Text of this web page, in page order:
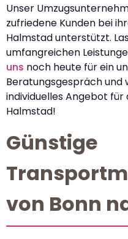
Unser
zufriedene Kunden bei
Halmstad unterstützt.
umfangreichen
uns noch heute für ein
Beratungsgespräch und
individuelles Angebot für
Halmstad!
Günstige
von Bonn